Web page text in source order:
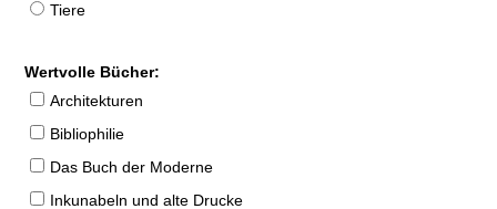
Tiere
Wertvolle Bücher:
Architekturen
Bibliophilie
Das Buch der Moderne
Inkunabeln und alte Drucke